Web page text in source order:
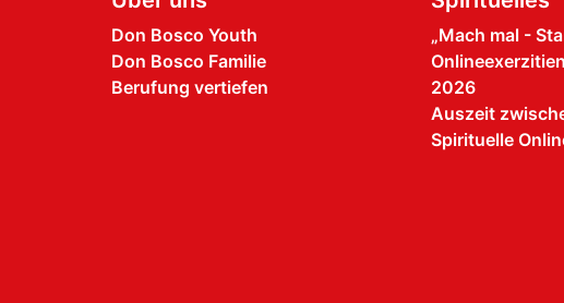
Don Bosco Youth
Don Bosco Familie
Berufung vertiefen
„Mach mal -
2026
Auszeit
Spirituelle